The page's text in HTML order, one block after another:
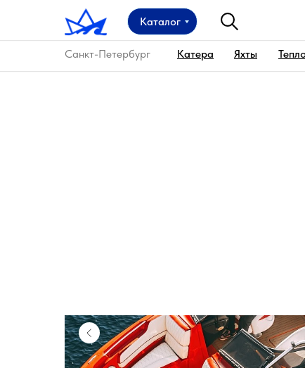
Катера Яхты
Санкт-Петербург
Каталог